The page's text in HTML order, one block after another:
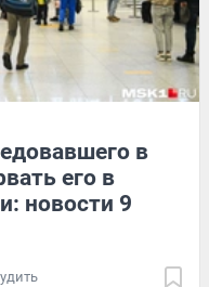
в
его в
новости 9